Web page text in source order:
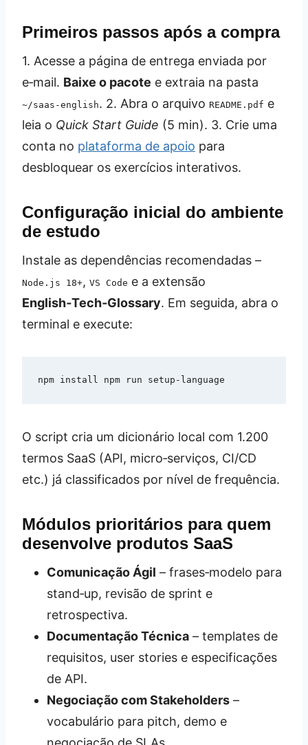
Primeiros passos após a compra
1. Acesse a página de entrega enviada por
e‑mail. Baixe o pacote e extraia na pasta
~/saas-english. 2. Abra o arquivo README.pdf e
leia o Quick Start Guide (5 min). 3. Crie uma
conta no plataforma de apoio para
desbloquear os exercícios interativos.
Configuração inicial do ambiente
de estudo
Instale as dependências recomendadas –
Node.js 18+, VS Code e a extensão
English‑Tech‑Glossary. Em seguida, abra o
terminal e execute:
npm install npm run setup-language
O script cria um dicionário local com 1.200
termos SaaS (API, micro‑serviços, CI/CD
etc.) já classificados por nível de frequência.
Módulos prioritários para quem
desenvolve produtos SaaS
Comunicação Ágil – frases‑modelo para
stand‑up, revisão de sprint e
retrospectiva.
Documentação Técnica – templates de
requisitos, user stories e especificações
de API.
Negociação com Stakeholders –
vocabulário para pitch, demo e